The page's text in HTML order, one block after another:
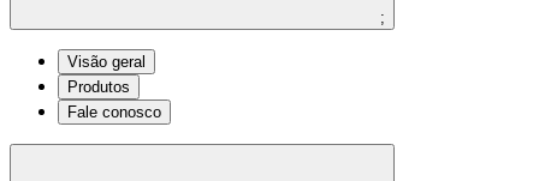
;
Visão geral
Produtos
Fale conosco